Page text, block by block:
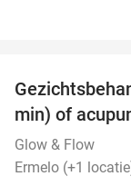
TODAY
min) of
Glow & Flow
Ermelo (+1